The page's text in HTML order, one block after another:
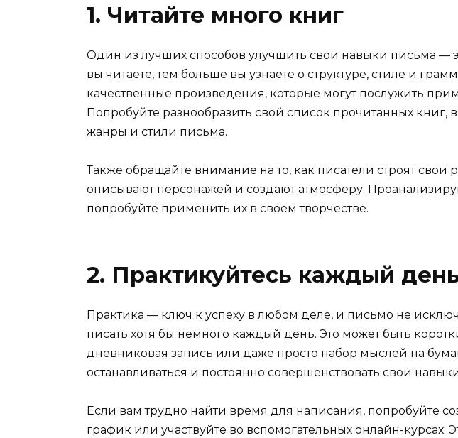
1. Читайте много книг
Один из лучших способов улучшить свои навыки письма —
вы читаете, тем больше вы узнаете о структуре, стиле и
качественные произведения, которые могут послужить
Попробуйте разнообразить свой список прочитанных книг,
жанры и стили письма.
Также обращайте внимание на то, как писатели строят свои
описывают персонажей и создают атмосферу.
попробуйте применить их в своем творчестве.
2. Практикуйтесь каждый
Практика — ключ к успеху в любом деле, и письмо не
писать хотя бы немного каждый день. Это может быть
дневниковая запись или даже просто набор мыслей на
останавливаться и постоянно совершенствовать свои
Если вам трудно найти время для написания, попробуйте
график или участвуйте во вспомогательных онлайн-курсах.